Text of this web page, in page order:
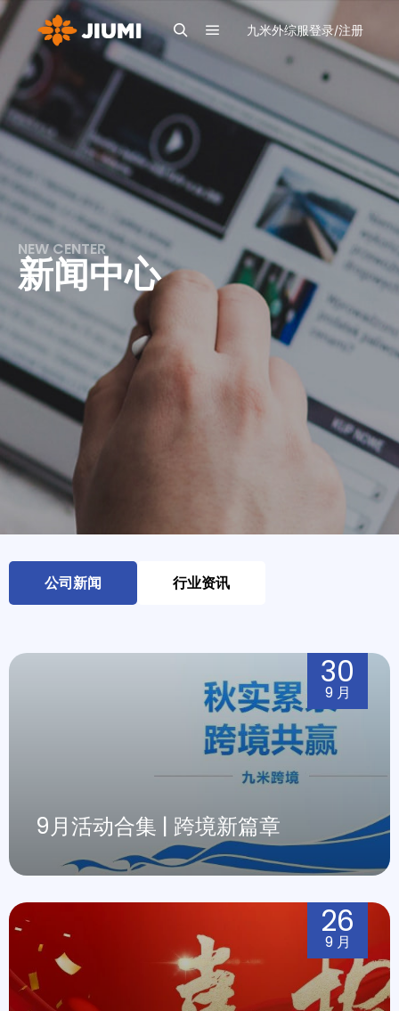
九米外综服登录/注册
NEW CENTER
新闻中心
公司新闻 行业资讯
30
9 月
9月活动合集 | 跨境新篇章
26
9 月